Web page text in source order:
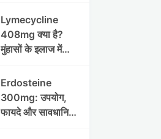
Lymecycline
408mg क्या है?
मुंहासों के इलाज में
इफेक्ट्स और पूरी
जानकारी
Erdosteine
300mg: उपयोग,
फायदे और सावधानियां